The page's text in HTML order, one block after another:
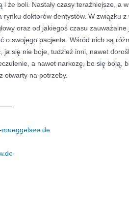
i że boli. Nastały czasy teraźniejsze, a
rynku doktorów dentystów. W związku
oraz od jakiegoś czasu
o swojego pacjenta. Wśród nich są
ja się nie boje, tudzież inni, nawet
a nawet narkozę, bo się boją,
otwarty na potrzeby.